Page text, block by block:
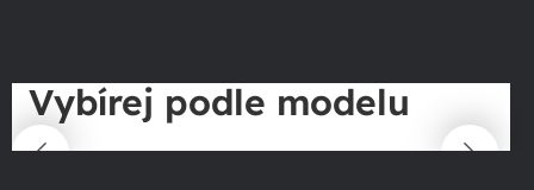
Vybírej podle modelu